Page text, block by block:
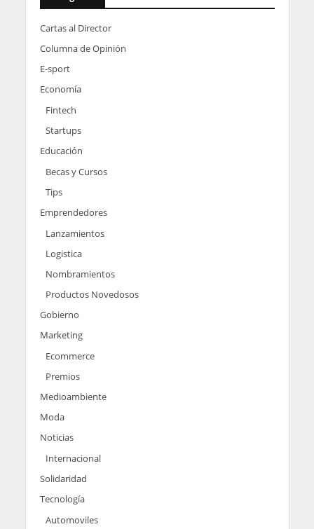
Cartas al Director
Columna de Opinión
E-sport
Economía
Fintech
Startups
Educación
Becas y Cursos
Tips
Emprendedores
Lanzamientos
Logistica
Nombramientos
Productos Novedosos
Gobierno
Marketing
Ecommerce
Premios
Medioambiente
Moda
Noticias
Internacional
Solidaridad
Tecnología
Automoviles